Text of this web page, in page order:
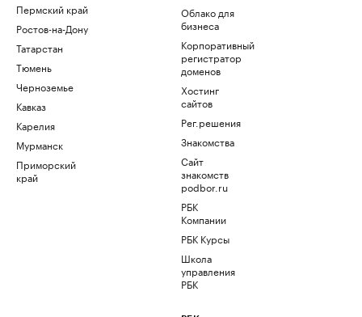
Пермский край
Ростов-на-Дону
Татарстан
Тюмень
Черноземье
Кавказ
Карелия
Мурманск
Приморский
край
Облако для
бизнеса
Корпоративный
регистратор
доменов
Хостинг
сайтов
Рег.решения
Знакомства
Сайт
знакомств
podbor.ru
РБК
Компании
РБК Курсы
Школа
управления
РБК